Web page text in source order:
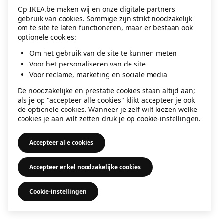
information).
Op IKEA.be maken wij en onze digitale partners
gebruik van cookies. Sommige zijn strikt noodzakelijk
om te site te laten functioneren, maar er bestaan ook
optionele cookies:
Om het gebruik van de site te kunnen meten
Voor het personaliseren van de site
Voor reclame, marketing en sociale media
De noodzakelijke en prestatie cookies staan altijd aan;
als je op "accepteer alle cookies" klikt accepteer je ook
de optionele cookies. Wanneer je zelf wilt kiezen welke
cookies je aan wilt zetten druk je op cookie-instellingen.
Accepteer alle cookies
Accepteer enkel noodzakelijke cookies
Cookie-instellingen